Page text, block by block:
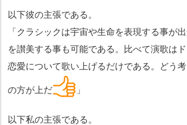
以下彼の主張である。
「クラシックは宇宙や生命を表現する事が
を讃美する事も可能である。比べて演歌は
恋愛について歌い上げるだけである。どう
の方が上だ 」
以下私の主張である。